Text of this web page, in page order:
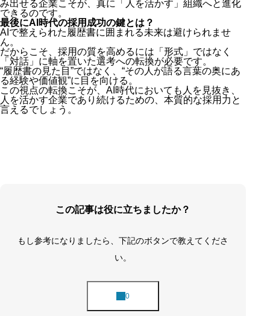
み出せる企業こそが、真に「人を活かす」組織へと進化
できるのです。
最後にAI時代の採用成功の鍵とは？
AIで整えられた履歴書に囲まれる未来は避けられませ
ん。
だからこそ、採用の質を高めるには「形式」ではなく
「対話」に軸を置いた選考への転換が必要です。
“履歴書の見た目”ではなく、“その人が語る言葉の奥にあ
る経験や価値観”に目を向ける。
この視点の転換こそが、AI時代においても人を見抜き、
人を活かす企業であり続けるための、本質的な採用力と
言えるでしょう。
この記事は役に立ちましたか？
もし参考になりましたら、下記のボタンで教えてくださ
い。